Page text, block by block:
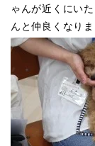
ゃんが近くにい
んと仲良くなり